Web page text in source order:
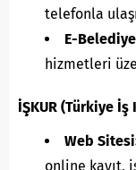
telefonla
E-
hizmetleri
İŞKUR (Türkiye İş
Web
online kayıt,